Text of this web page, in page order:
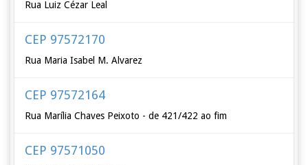
Rua Luiz Cézar Leal
CEP 97572170
Rua Maria Isabel M. Alvarez
CEP 97572164
Rua Marília Chaves Peixoto - de 421/422 ao fim
CEP 97571050